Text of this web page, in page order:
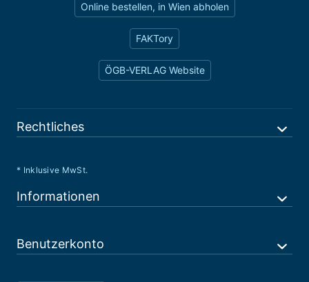
Online bestellen, in Wien abholen
FAKTory
ÖGB-VERLAG Website
Rechtliches
* Inklusive MwSt.
Informationen
Benutzerkonto